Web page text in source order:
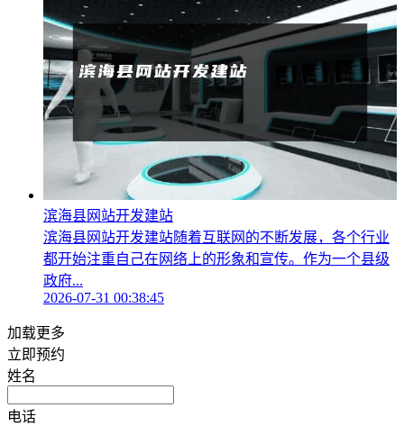
滨海县网站开发建站
滨海县网站开发建站随着互联网的不断发展，各个行业
都开始注重自己在网络上的形象和宣传。作为一个县级
政府...
2026-07-31 00:38:45
加载更多
立即预约
姓名
电话